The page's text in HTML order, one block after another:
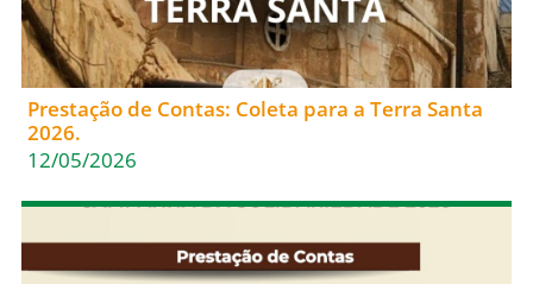
Prestação de Contas: Coleta para a Terra Santa
2026.
12/05/2026